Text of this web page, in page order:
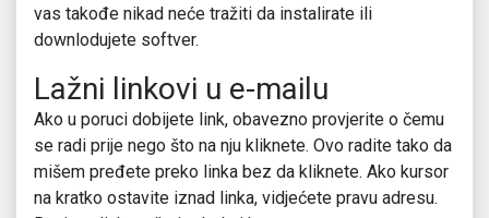
vas takođe nikad neće tražiti da instalirate ili
downlodujete softver.
Lažni linkovi u e-mailu
Ako u poruci dobijete link, obavezno provjerite o čemu
se radi prije nego što na nju kliknete. Ovo radite tako da
mišem pređete preko linka bez da kliknete. Ako kursor
na kratko ostavite iznad linka, vidjećete pravu adresu.